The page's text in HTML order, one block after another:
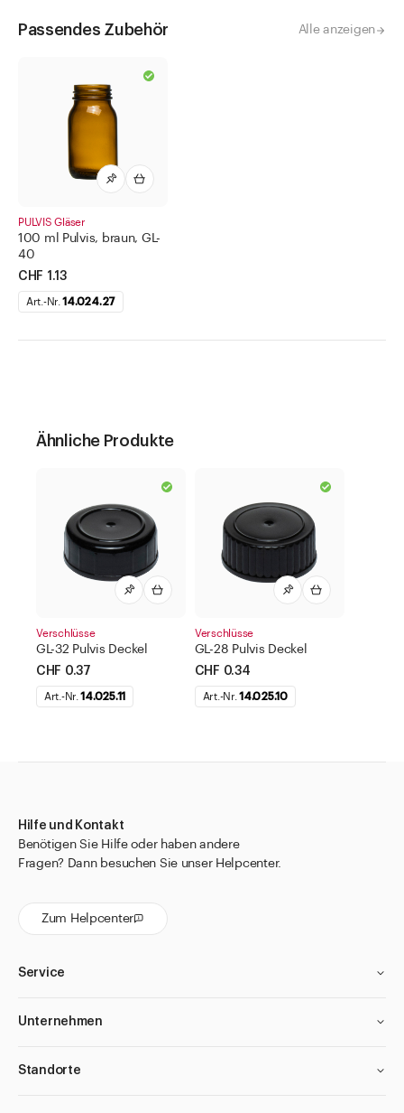
Passendes Zubehör Alle anzeigen
PULVIS Gläser
100 ml Pulvis, braun, GL-
40
CHF 1.13
Art.-Nr.14.024.27
Ähnliche Produkte
Verschlüsse
GL-32 Pulvis Deckel
CHF 0.37
Art.-Nr.14.025.11
Verschlüsse
GL-28 Pulvis Deckel
CHF 0.34
Art.-Nr.14.025.10
Hilfe und Kontakt
Benötigen Sie Hilfe oder haben andere
Fragen? Dann besuchen Sie unser Helpcenter.
Zum Helpcenter
Service
Unternehmen
Standorte